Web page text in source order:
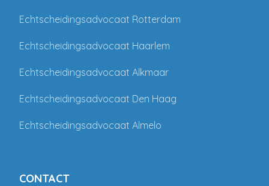
Echtscheidingsadvocaat Rotterdam
Echtscheidingsadvocaat Haarlem
Echtscheidingsadvocaat Alkmaar
Echtscheidingsadvocaat Den Haag
Echtscheidingsadvocaat Almelo
CONTACT